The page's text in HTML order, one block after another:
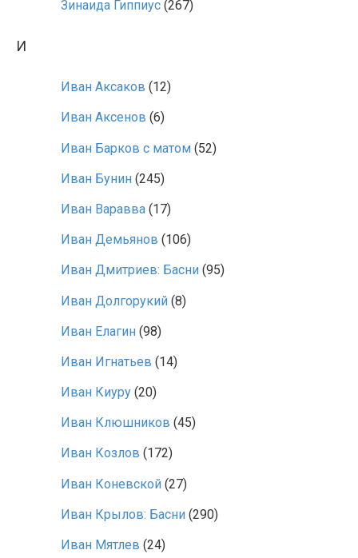
Зинаида Гиппиус (267)
И
Иван Аксаков (12)
Иван Аксенов (6)
Иван Барков с матом (52)
Иван Бунин (245)
Иван Варавва (17)
Иван Демьянов (106)
Иван Дмитриев: Басни (95)
Иван Долгорукий (8)
Иван Елагин (98)
Иван Игнатьев (14)
Иван Киуру (20)
Иван Клюшников (45)
Иван Козлов (172)
Иван Коневской (27)
Иван Крылов: Басни (290)
Иван Мятлев (24)